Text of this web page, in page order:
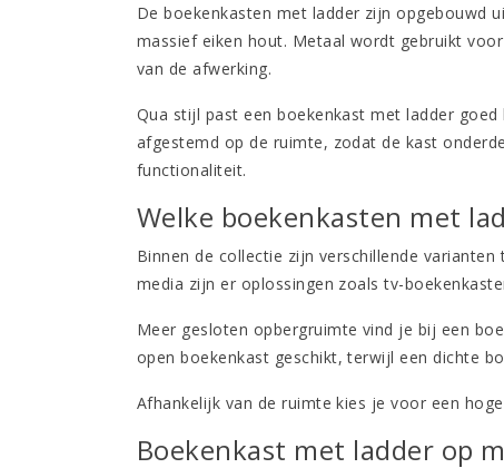
De boekenkasten met ladder zijn opgebouwd
massief eiken hout. Metaal wordt gebruikt
van de afwerking.
Qua stijl past een boekenkast met ladder
afgestemd op de ruimte, zodat de kast
functionaliteit.
Welke boekenkasten met
Binnen de collectie zijn verschillende
media zijn er oplossingen zoalstv-
Meer gesloten opbergruimte vind je bij een
open boekenkast geschikt, terwijl een dichte
Afhankelijk van de ruimte kies je voor een
Boekenkast met ladder op